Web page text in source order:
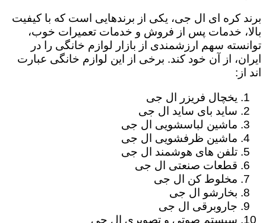
برند کره ای ال جی، یکی از برندهایی است که با کیفیت
بالا، خدمات پس از فروش و خدمات تعمیرات خوب،
توانسته سهم ارزشمندی از بازار لوازم خانگی را در
ایران، از آن خود کند. برخی از این لوازم خانگی عبارت
اند از:
یخچال فریزر ال جی
ساید بای ساید ال جی
ماشین لباسشویی ال جی
ماشین ظرفشویی ال جی
تلفن های هوشمند ال جی
قطعات صنعتی ال جی
مخلوط کن ال جی
بخارشو ال جی
جاروبرقی ال جی
سیستم صوتی و تصویری ال جی